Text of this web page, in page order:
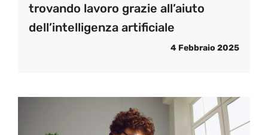
trovando lavoro grazie all’aiuto
dell’intelligenza artificiale
4 Febbraio 2025